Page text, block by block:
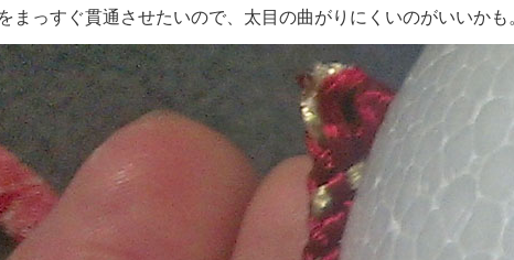
まっすぐ貫通させたいので、太目の曲がりにくいのがいいかも